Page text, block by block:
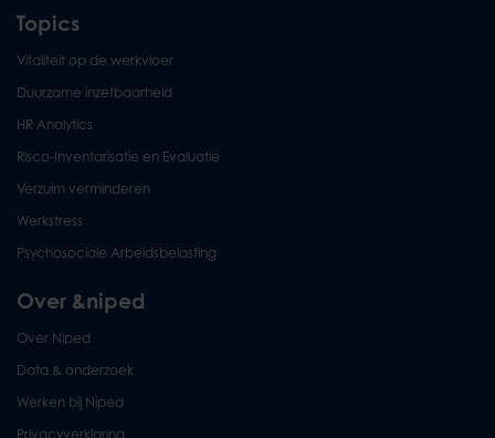
Topics
Vitaliteit op de werkvloer
Duurzame inzetbaarheid
HR Analytics
Risco-Inventarisatie en Evaluatie
Verzuim verminderen
Werkstress
Psychosociale Arbeidsbelasting
Over &niped
Over Niped
Data & onderzoek
Werken bij Niped
Privacyverklaring